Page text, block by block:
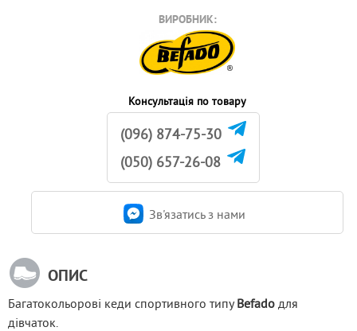
ВИРОБНИК:
Консультація по товару
(096) 874-75-30
(050) 657-26-08
Зв'язатись з нами
ОПИС
Багатокольорові кеди спортивного типу Befado для
дівчаток.